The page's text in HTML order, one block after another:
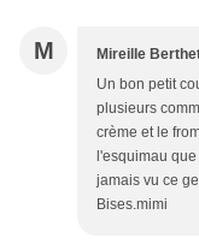
M Mireille
Un bon petit
plusieurs
crème et le
l'esquimau
jamais vu ce
Bises.mimi